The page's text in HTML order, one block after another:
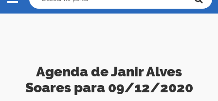
Agenda de Janir Alves
Soares para 09/12/2020